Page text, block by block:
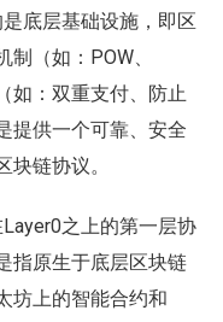
底层基础设施，即区
（如：POW、
如：双重支付、防止
提供一个可靠、安全
链协议。
之上的第一层协
指原生于底层区块链
坊上的智能合约和